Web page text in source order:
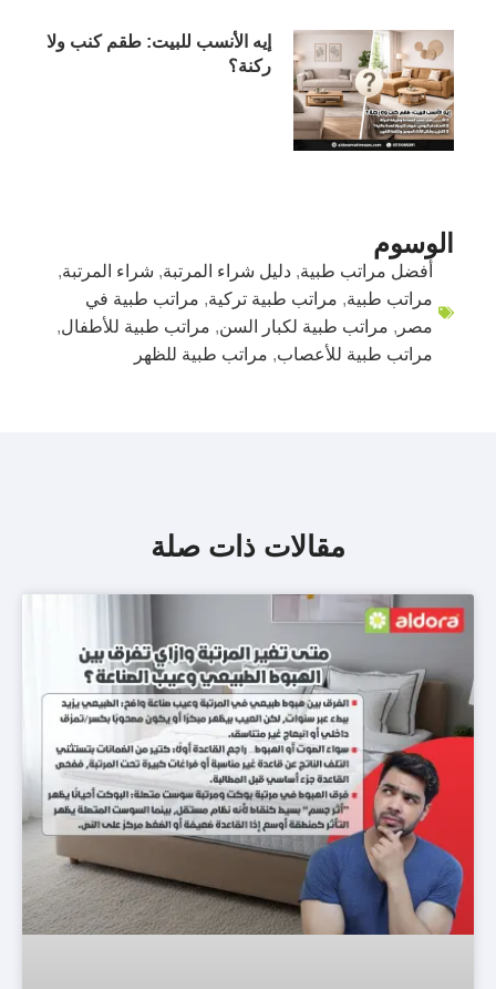
إيه الأنسب للبيت: طقم كنب ولا
ركنة؟
الوسوم
أفضل مراتب طبية, دليل شراء المرتبة, شراء المرتبة,
مراتب طبية, مراتب طبية تركية, مراتب طبية في
مصر , مراتب طبية لكبار السن, مراتب طبية للأطفال,
مراتب طبية للأعصاب, مراتب طبية للظهر
مقالات ذات صلة